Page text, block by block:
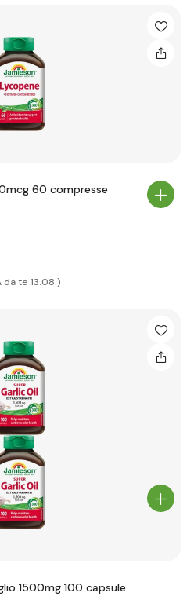
60 compresse
da te 13.08.)
1500mg 100 capsule